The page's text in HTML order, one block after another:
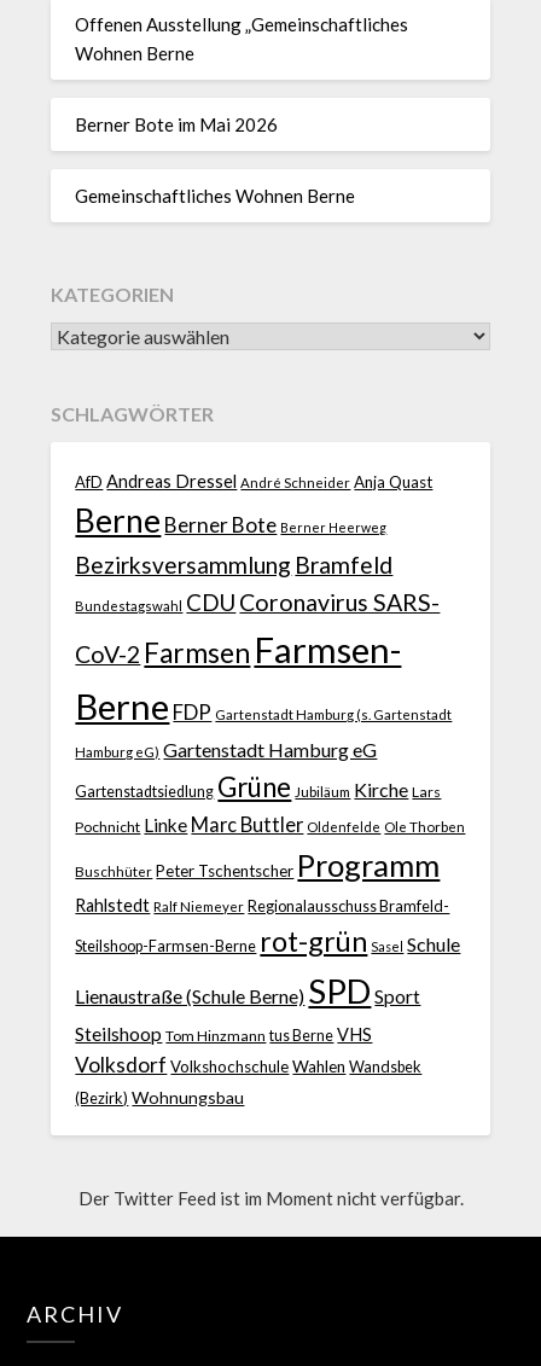
Offenen Ausstellung „Gemeinschaftliches
Wohnen Berne
Berner Bote im Mai 2026
Gemeinschaftliches Wohnen Berne
KATEGORIEN
SCHLAGWÖRTER
AfD Andreas Dressel André Schneider Anja Quast
Berne Berner Bote Berner Heerweg
Bezirksversammlung Bramfeld
Bundestagswahl CDU Coronavirus SARS-
CoV-2 Farmsen Farmsen-
Berne FDP Gartenstadt Hamburg (s. Gartenstadt
Hamburg eG) Gartenstadt Hamburg eG
Gartenstadtsiedlung Grüne Jubiläum Kirche Lars
Pochnicht Linke Marc Buttler Oldenfelde Ole Thorben
Buschhüter Peter Tschentscher Programm
Rahlstedt Ralf Niemeyer Regionalausschuss Bramfeld-
Steilshoop-Farmsen-Berne rot-grün Sasel Schule
Lienaustraße (Schule Berne) SPD Sport
Steilshoop Tom Hinzmann tus Berne VHS
Volksdorf Volkshochschule Wahlen Wandsbek
(Bezirk) Wohnungsbau
Der Twitter Feed ist im Moment nicht verfügbar.
ARCHIV